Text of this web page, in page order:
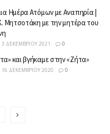
Ημέρα Ατόμων με Αναπηρία |
Μητσοτάκη με την μητέρα του
3 ΔΕΚΕΜΒΡΊΟΥ 2021 0
και βγήκαμε στην «Ζήτα»
16 ΔΕΚΕΜΒΡΊΟΥ 2020 0